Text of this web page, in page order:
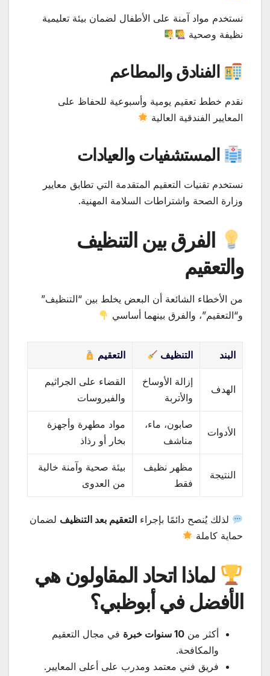
نستخدم مواد آمنة على الأطفال لضمان بيئة تعليمية
نظيفة وصحية
الفنادق والمطاعم
نقدم خطط تعقيم يومية وأسبوعية للحفاظ على
المعايير الفندقية العالية
المستشفيات والعيادات
نستخدم تقنيات التعقيم المتقدمة التي تطابق معايير
وزارة الصحة واشتراطات السلامة المهنية.
الفرق بين التنظيف
والتعقيم
من الأخطاء الشائعة أن البعض يخلط بين “التنظيف”
و“التعقيم”، والفرق بينهما أساسي
البند التنظيف التعقيم
الهدف
إزالة الأوساخ
والأتربة
القضاء على الجراثيم
والفيروسات
الأدوات
صابون، ماء،
مناشف
مواد مطهرة وأجهزة
بخار أو رذاذ
النتيجة
مظهر نظيف
فقط
بيئة صحية وآمنة خالية
من العدوى
لذلك يُنصح دائمًا بإجراءالتعقيم بعد التنظيف لضمان
حماية كاملة
لماذا اتحاد المقاولون هي
الأفضل في أبوظبي؟
أكثر من 10 سنوات خبرة
في مجال التعقيم
والمكافحة.
فريق فني معتمد ومدرب على أعلى المعايير.